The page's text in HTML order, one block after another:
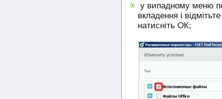
у випадному меню
вкладення і
натисніть ОК;